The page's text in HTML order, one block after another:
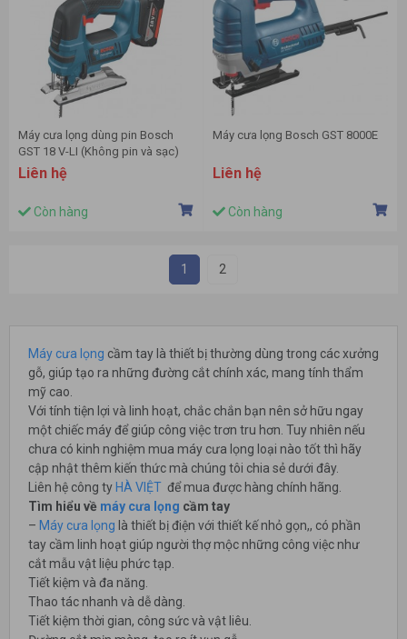
Máy cưa lọng dùng pin Bosch
GST 18 V-LI (Không pin và sạc)
Liên hệ
Còn hàng
Máy cưa lọng Bosch GST 8000E
Liên hệ
Còn hàng
1 2
Máy cưa lọng cầm tay là thiết bị thường dùng trong các xưởng
gỗ, giúp tạo ra những đường cắt chính xác, mang tính thẩm
mỹ cao.
Với tính tiện lợi và linh hoạt, chắc chắn bạn nên sở hữu ngay
một chiếc máy để giúp công việc trơn tru hơn. Tuy nhiên nếu
chưa có kinh nghiệm mua máy cưa lọng loại nào tốt thì hãy
cập nhật thêm kiến thức mà chúng tôi chia sẻ dưới đây.
Liên hệ công ty HÀ VIỆT để mua được hàng chính hãng.
Tìm hiểu về máy cưa lọng cầm tay
– Máy cưa lọng là thiết bị điện với thiết kế nhỏ gọn,, có phần
tay cầm linh hoạt giúp người thợ mộc những công việc như
cắt mẫu vật liệu phức tạp.
Tiết kiệm và đa năng.
Thao tác nhanh và dễ dàng.
Tiết kiệm thời gian, công sức và vật liêu.